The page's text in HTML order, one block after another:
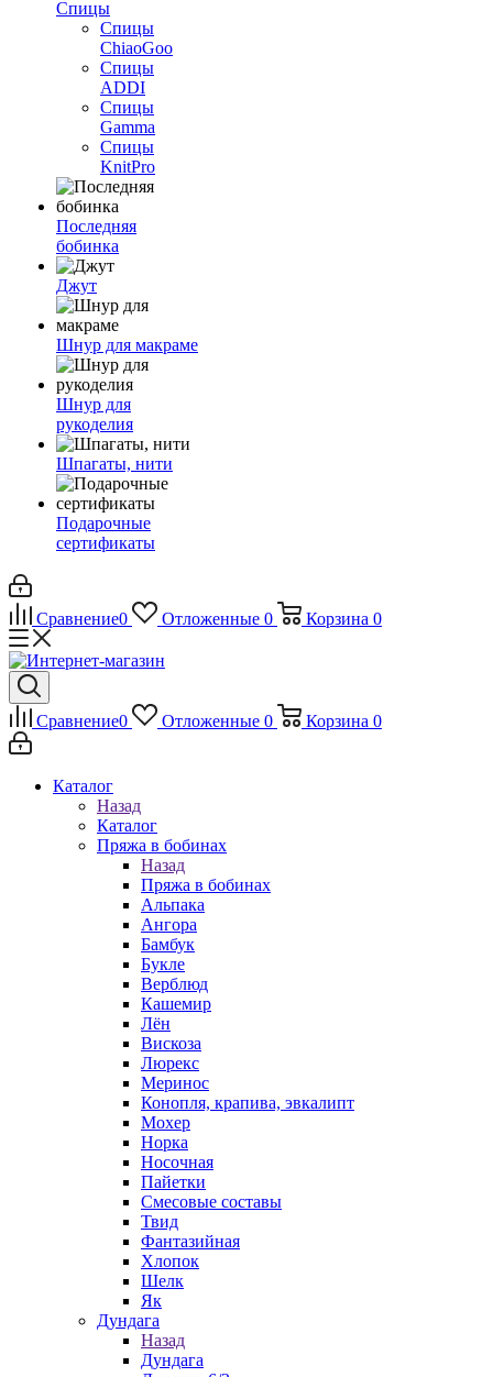
Спицы
Спицы
ChiaoGoo
Спицы
ADDI
Спицы
Gamma
Спицы
KnitPro
Последняя
бобинка
Джут
Шнур для макраме
Шнур для
рукоделия
Шпагаты, нити
Подарочные
сертификаты
Сравнение0 Отложенные 0 Корзина 0
Сравнение0 Отложенные 0 Корзина 0
Каталог
Назад
Каталог
Пряжа в бобинах
Назад
Пряжа в бобинах
Альпака
Ангора
Бамбук
Букле
Верблюд
Кашемир
Лён
Вискоза
Люрекс
Меринос
Конопля, крапива, эвкалипт
Мохер
Норка
Носочная
Пайетки
Смесовые составы
Твид
Фантазийная
Хлопок
Шелк
Як
Дундага
Назад
Дундага